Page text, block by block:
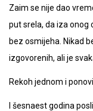
Zaim se nije dao
put srela, da iza onog
bez osmijeha. Nikad
izgovorenih, ali je
Rekoh jednom i
I šesnaest godina